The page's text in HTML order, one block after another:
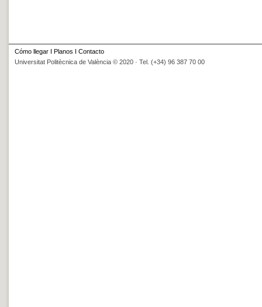
Cómo llegar I Planos I Contacto
Universitat Politècnica de València © 2020 · Tel. (+34) 96 387 70 00